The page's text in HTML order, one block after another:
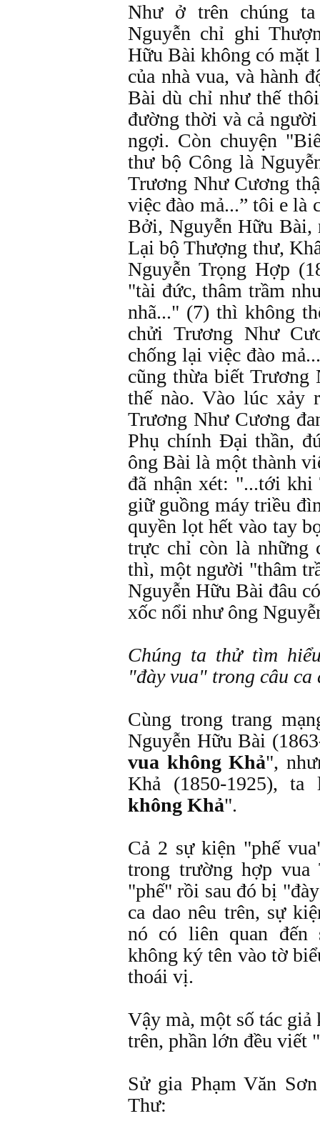
Như ở trên chúng
Nguyễn chỉ ghi
Hữu Bài không có mặt
của nhà vua, và hành
Bài dù chỉ như thế
đường thời và cả
ngợi. Còn chuyện
thư bộ Công là
Trương Như Cương
việc đào mả...” tôi e là
Bởi, Nguyễn Hữu Bài,
Lại bộ Thượng thư,
Nguyễn Trọng Hợp
"tài đức, thâm trầm
nhã..." (7) thì không
chửi Trương Như
chống lại việc đào
cũng thừa biết
thế nào. Vào lúc xảy
Trương Như Cương
Phụ chính Đại thần,
ông Bài là một thành
đã nhận xét: "...tới
giữ guồng máy triều
quyền lọt hết vào tay
trực chỉ còn là những
thì, một người "thâm
Nguyễn Hữu Bài đâu
xốc nổi như ông
Chúng ta thử tìm
"đày vua" trong câu ca
Cùng trong trang
Nguyễn Hữu Bài
vua không Khả",
Khả (1850-1925),
không Khả".
Cả 2 sự kiện "phế
trong trường hợp vua
"phế" rồi sau đó bị
ca dao nêu trên, sự
nó có liên quan
không ký tên vào tờ
thoái vị.
Vậy mà, một số tác giả
trên, phần lớn đều viết
Sử gia Phạm Văn
Thư: